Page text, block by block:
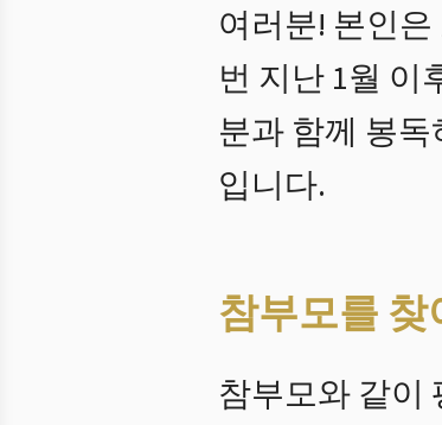
여러분! 본인
번 지난 1월 이
분과 함께 봉
입니다.
참부모를
참부모와 같이